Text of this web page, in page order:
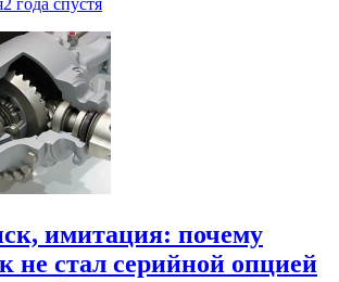
2 года спустя
имитация: почему
не стал серийной опцией